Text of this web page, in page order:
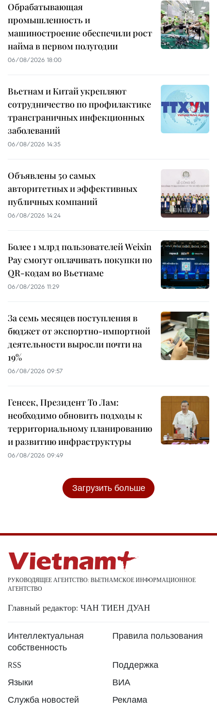
Обрабатывающая
промышленность и
машиностроение обеспечили рост
найма в первом полугодии
06/08/2026 18:00
Вьетнам и Китай укрепляют
сотрудничество по профилактике
трансграничных инфекционных
заболеваний
06/08/2026 14:35
Объявлены 50 самых
авторитетных и эффективных
публичных компаний
06/08/2026 14:24
Более 1 млрд пользователей Weixin
Pay смогут оплачивать покупки по
QR-кодам во Вьетнаме
06/08/2026 11:29
За семь месяцев поступления в
бюджет от экспортно-импортной
деятельности выросли почти на
19%
06/08/2026 09:57
Генсек, Президент То Лам:
необходимо обновить подходы к
территориальному планированию
и развитию инфраструктуры
06/08/2026 09:49
Загрузить больше
РУКОВОДЯЩЕЕ АГЕНТСТВО: ВЬЕТНАМСКОЕ ИНФОРМАЦИОННОЕ
АГЕНТСТВО
Главный редактор: ЧАН ТИЕН ДУАН
Интеллектуальная
собственность
Правила пользования
RSS
Поддержка
Языки
ВИА
Служба новостей
Реклама